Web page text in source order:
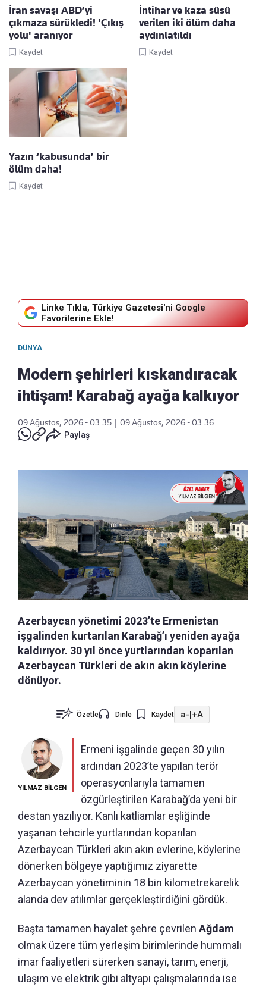
İran savaşı ABD’yi
çıkmaza sürükledi! 'Çıkış
yolu' aranıyor
Kaydet
İntihar ve kaza süsü
verilen iki ölüm daha
aydınlatıldı
Kaydet
Yazın ‘kabusunda’ bir
ölüm daha!
Kaydet
Linke Tıkla, Türkiye Gazetesi'ni Google
Favorilerine Ekle!
DÜNYA
Modern şehirleri kıskandıracak
ihtişam! Karabağ ayağa kalkıyor
09 Ağustos, 2026 - 03:35
09 Ağustos, 2026 - 03:36
Paylaş
Azerbaycan yönetimi 2023’te Ermenistan
işgalinden kurtarılan Karabağ’ı yeniden ayağa
kaldırıyor. 30 yıl önce yurtlarından koparılan
Azerbaycan Türkleri de akın akın köylerine
dönüyor.
Özetle Dinle Kaydet a-|+A
YILMAZ BİLGEN
Ermeni işgalinde geçen 30 yılın
ardından 2023’te yapılan terör
operasyonlarıyla tamamen
özgürleştirilen Karabağ’da yeni bir
destan yazılıyor. Kanlı katliamlar eşliğinde
yaşanan tehcirle yurtlarından koparılan
Azerbaycan Türkleri akın akın evlerine, köylerine
dönerken bölgeye yaptığımız ziyarette
Azerbaycan yönetiminin 18 bin kilometrekarelik
alanda dev atılımlar gerçekleştirdiğini gördük.
Başta tamamen hayalet şehre çevrilen Ağdam
olmak üzere tüm yerleşim birimlerinde hummalı
imar faaliyetleri sürerken sanayi, tarım, enerji,
ulaşım ve elektrik gibi altyapı çalışmalarında ise